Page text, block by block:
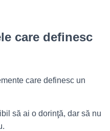
care definesc
care definesc un
să ai o dorinţă, dar să nu